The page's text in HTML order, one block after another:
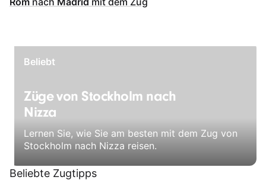
Beliebt
Züge von Stockholm nach
Nizza
Lernen Sie, wie Sie am besten mit dem Zug von
Stockholm nach Nizza reisen.
Beliebte Zugtipps